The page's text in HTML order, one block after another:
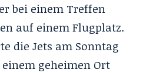
bei einem Treffen
auf einem Flugplatz.
die Jets am Sonntag
geheimen Ort